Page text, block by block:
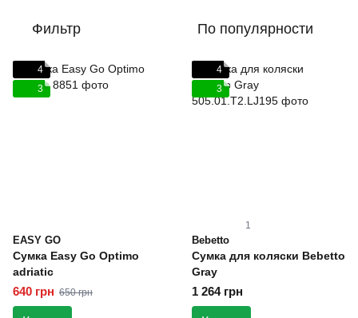
Фильтр По популярности
4
3
EASY GO
Сумка Easy Go Optimo
adriatic
640 грн 650 грн
4
3
1
Bebetto
Сумка для коляски Bebetto
Gray
1 264 грн